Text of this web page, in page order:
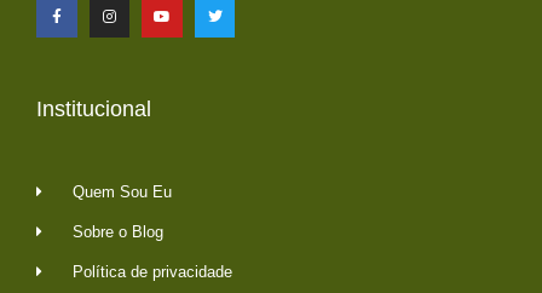
Institucional
Quem Sou Eu
Sobre o Blog
Política de privacidade